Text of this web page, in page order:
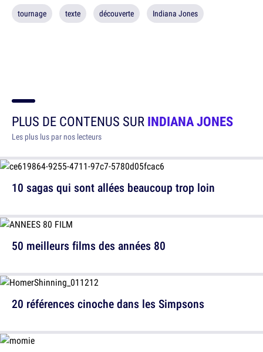
tournage texte découverte Indiana Jones
PLUS DE CONTENUS SURINDIANA JONES
Les plus lus par nos lecteurs
10 sagas qui sont allées beaucoup trop loin
20 références cinoche dans les Simpsons
50 meilleurs films des années 80